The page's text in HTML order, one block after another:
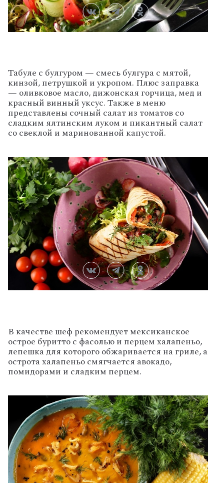
Табуле с булгуром — смесь булгура с мятой,
кинзой, петрушкой и укропом. Плюс заправка
— оливковое масло, дижонская горчица, мед и
красный винный уксус. Также в меню
представлены сочный салат из томатов со
сладким ялтинским луком и пикантный салат
со свеклой и маринованной капустой.
В качестве шеф рекомендует мексиканское
острое буритто с фасолью и перцем халапеньо,
лепешка для которого обжаривается на гриле, а
острота халапеньо смягчается авокадо,
помидорами и сладким перцем.